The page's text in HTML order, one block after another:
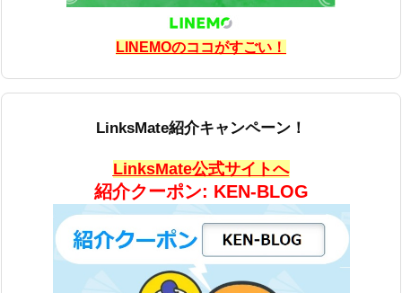
LINEMOのココがすごい！
LinksMate紹介キャンペーン！
LinksMate公式サイトへ
紹介クーポン: KEN-BLOG